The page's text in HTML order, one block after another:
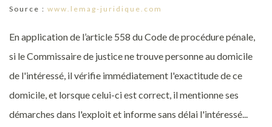
Source : www.lemag-juridique.com
En application de l’article 558 du Code de procédure pénale,
si le Commissaire de justice ne trouve personne au domicile
de l'intéressé, il vérifie immédiatement l'exactitude de ce
domicile, et lorsque celui-ci est correct, il mentionne ses
démarches dans l'exploit et informe sans délai l'intéressé...